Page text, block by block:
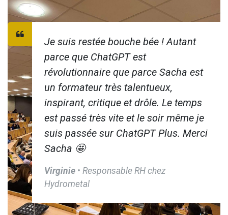
Je suis restée bouche bée ! Autant
parce que ChatGPT est
révolutionnaire que parce Sacha est
un formateur très talentueux,
inspirant, critique et drôle. Le temps
est passé très vite et le soir même je
suis passée sur ChatGPT Plus. Merci
Sacha 🤩
Virginie • Responsable RH chez
Hydrometal